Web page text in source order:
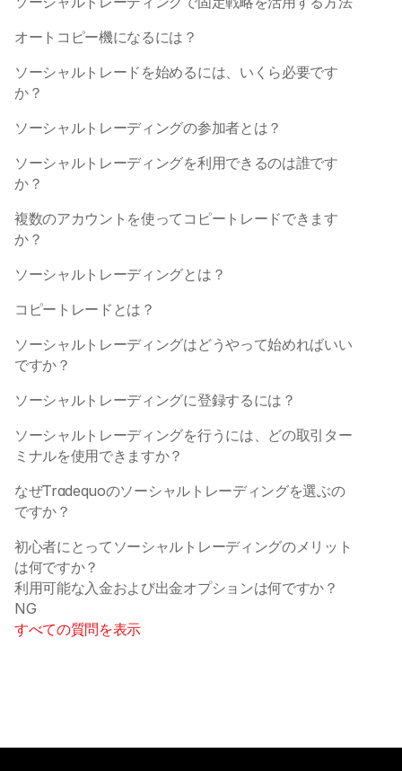
オートコピー機になるには？
ソーシャルトレードを始めるには、いくら必要です
か？
ソーシャルトレーディングの参加者とは？
ソーシャルトレーディングを利用できるのは誰です
か？
複数のアカウントを使ってコピートレードできます
か？
ソーシャルトレーディングとは？
コピートレードとは？
ソーシャルトレーディングはどうやって始めればいい
ですか？
ソーシャルトレーディングに登録するには？
ソーシャルトレーディングを行うには、どの取引ター
ミナルを使用できますか？
なぜTradequoのソーシャルトレーディングを選ぶの
ですか？
初心者にとってソーシャルトレーディングのメリット
は何ですか？
利用可能な入金および出金オプションは何ですか？
NG
すべての質問を表示